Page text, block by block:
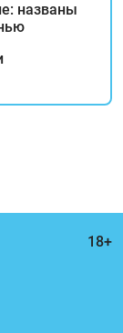
названы